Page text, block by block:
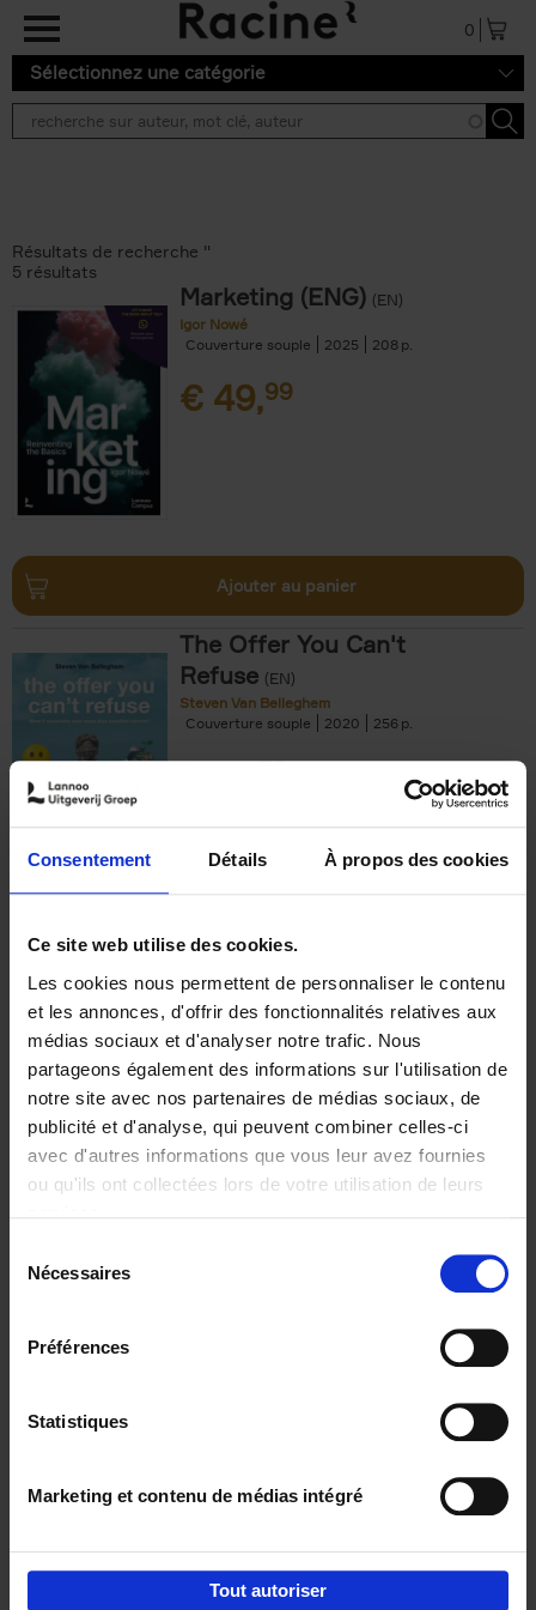
Consentement Détails À propos des cookies
Ce site web utilise des cookies.
Les cookies nous permettent de personnaliser le contenu
et les annonces, d'offrir des fonctionnalités relatives aux
médias sociaux et d'analyser notre trafic. Nous
partageons également des informations sur l'utilisation de
notre site avec nos partenaires de médias sociaux, de
publicité et d'analyse, qui peuvent combiner celles-ci
avec d'autres informations que vous leur avez fournies
ou qu'ils ont collectées lors de votre utilisation de leurs
Nécessaires
Préférences
Statistiques
Marketing et contenu de médias intégré
Tout autoriser
Aller au contenu principal
0
Sélectionnez une catégorie
Résultats de recherche ''
5 résultats
Marketing (ENG) (EN)
Igor Nowé
Couverture souple
2025 208
€ 49,99
Ajouter au panier
The Offer You Can't
Refuse (EN)
Steven Van Belleghem
Couverture souple
2020 256
€37,50
Building Bonds = Building
Business
Jochen Roef Jozefien De Feyter
Carolien Boom
Couverture souple
2025 200
€29,99
Digital marketing like a PRO -
completely revised edition (EN)